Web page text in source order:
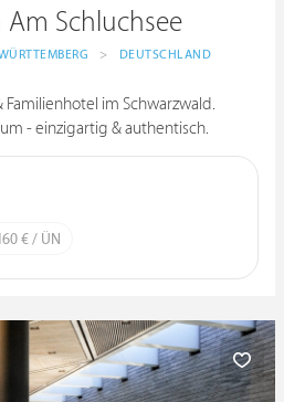
Am Schluchsee
> DEUTSCHLAND
Familienhotel im Schwarzwald.
- einzigartig & authentisch.
€ / ÜN